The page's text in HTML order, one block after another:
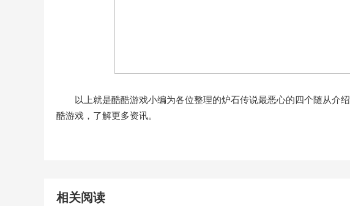
以上就是酷酷游戏小编为各位整理的炉石传说最恶心的四个随从介
酷游戏，了解更多资讯。
相关阅读